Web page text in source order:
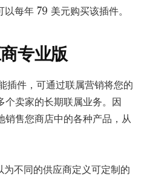
每年 79 美元购买该插件。
专业版
件，可通过联属营销将您的
个卖家的长期联属业务。因
销售您商店中的各种产品，从
不同的供应商定义可定制的